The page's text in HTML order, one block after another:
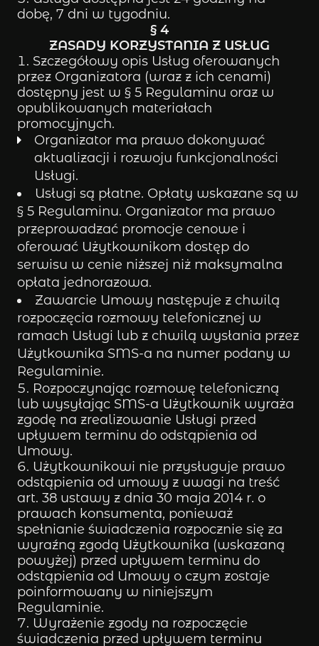
dobę, 7 dni w tygodniu.
§ 4
ZASADY KORZYSTANIA Z USŁUG
Szczegółowy opis Usług oferowanych
przez Organizatora (wraz z ich cenami)
dostępny jest w § 5 Regulaminu oraz w
opublikowanych materiałach
promocyjnych.
Organizator ma prawo dokonywać
aktualizacji i rozwoju funkcjonalności
Usługi.
Usługi są płatne. Opłaty wskazane są w
§ 5 Regulaminu. Organizator ma prawo
przeprowadzać promocje cenowe i
oferować Użytkownikom dostęp do
serwisu w cenie niższej niż maksymalna
opłata jednorazowa.
Zawarcie Umowy następuje z chwilą
rozpoczęcia rozmowy telefonicznej w
ramach Usługi lub z chwilą wysłania przez
Użytkownika SMS-a na numer podany w
Regulaminie.
Rozpoczynając rozmowę telefoniczną
lub wysyłając SMS-a Użytkownik wyraża
zgodę na zrealizowanie Usługi przed
upływem terminu do odstąpienia od
Umowy.
Użytkownikowi nie przysługuje prawo
odstąpienia od umowy z uwagi na treść
art. 38 ustawy z dnia 30 maja 2014 r. o
prawach konsumenta, ponieważ
spełnianie świadczenia rozpocznie się za
wyraźną zgodą Użytkownika (wskazaną
powyżej) przed upływem terminu do
odstąpienia od Umowy o czym zostaje
poinformowany w niniejszym
Regulaminie.
Wyrażenie zgody na rozpoczęcie
świadczenia przed upływem terminu